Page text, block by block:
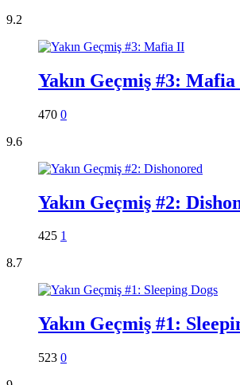
9.2
Yakın Geçmiş #3:
470 0
9.6
Yakın Geçmiş #2:
425 1
8.7
Yakın Geçmiş #1:
523 0